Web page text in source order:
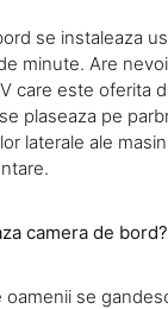
se instaleaza
minute. Are
care este oferita
plaseaza pe
laterale ale
camera de bord?
oamenii se